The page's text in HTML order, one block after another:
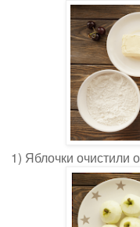
1) Яблочки очистили